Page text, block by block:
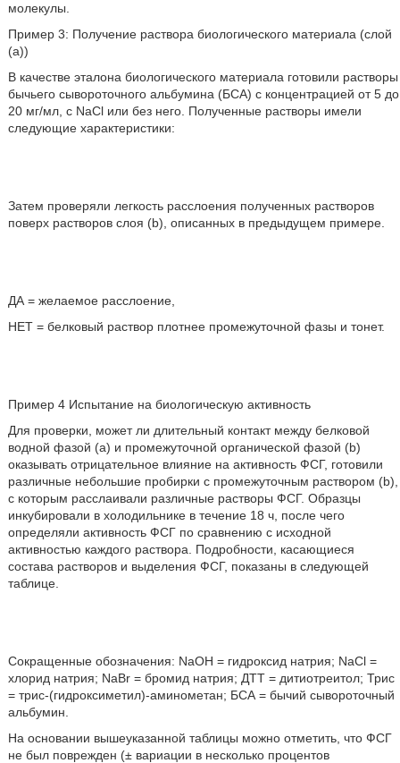
молекулы.
Пример 3: Получение раствора биологического материала (слой
(а))
В качестве эталона биологического материала готовили растворы
бычьего сывороточного альбумина (БСА) с концентрацией от 5 до
20 мг/мл, с NaCl или без него. Полученные растворы имели
следующие характеристики:
Затем проверяли легкость расслоения полученных растворов
поверх растворов слоя (b), описанных в предыдущем примере.
ДА = желаемое расслоение,
НЕТ = белковый раствор плотнее промежуточной фазы и тонет.
Пример 4 Испытание на биологическую активность
Для проверки, может ли длительный контакт между белковой
водной фазой (а) и промежуточной органической фазой (b)
оказывать отрицательное влияние на активность ФСГ, готовили
различные небольшие пробирки с промежуточным раствором (b),
с которым расслаивали различные растворы ФСГ. Образцы
инкубировали в холодильнике в течение 18 ч, после чего
определяли активность ФСГ по сравнению с исходной
активностью каждого раствора. Подробности, касающиеся
состава растворов и выделения ФСГ, показаны в следующей
таблице.
Сокращенные обозначения: NaOH = гидроксид натрия; NaCl =
хлорид натрия; NaBr = бромид натрия; ДТТ = дитиотреитол; Трис
= трис-(гидроксиметил)-аминометан; БСА = бычий сывороточный
альбумин.
На основании вышеуказанной таблицы можно отметить, что ФСГ
не был поврежден (± вариации в несколько процентов